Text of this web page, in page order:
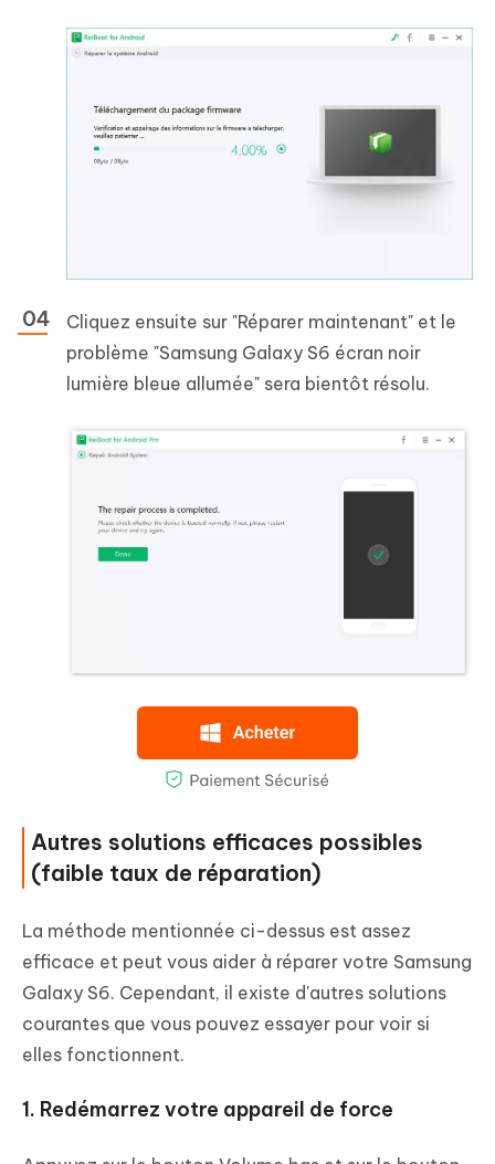
Cliquez ensuite sur "Réparer maintenant" et le
problème "Samsung Galaxy S6 écran noir
lumière bleue allumée" sera bientôt résolu.
Autres solutions efficaces possibles
(faible taux de réparation)
La méthode mentionnée ci-dessus est assez
efficace et peut vous aider à réparer votre Samsung
Galaxy S6. Cependant, il existe d'autres solutions
courantes que vous pouvez essayer pour voir si
elles fonctionnent.
1. Redémarrez votre appareil de force